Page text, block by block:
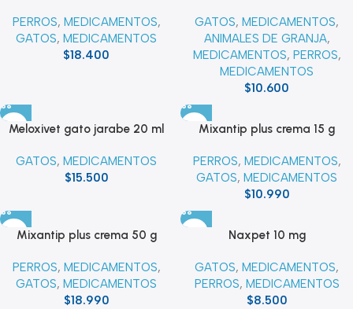
PERROS, MEDICAMENTOS,
GATOS, MEDICAMENTOS
$18.400
GATOS, MEDICAMENTOS,
ANIMALES DE GRANJA,
MEDICAMENTOS, PERROS,
MEDICAMENTOS
$10.600
Meloxivet gato jarabe 20 ml
GATOS, MEDICAMENTOS
$15.500
Mixantip plus crema 15 g
PERROS, MEDICAMENTOS,
GATOS, MEDICAMENTOS
$10.990
Mixantip plus crema 50 g
PERROS, MEDICAMENTOS,
GATOS, MEDICAMENTOS
$18.990
Naxpet 10 mg
GATOS, MEDICAMENTOS,
PERROS, MEDICAMENTOS
$8.500